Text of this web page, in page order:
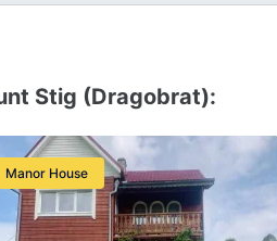
Stig (Dragobrat):
Manor House